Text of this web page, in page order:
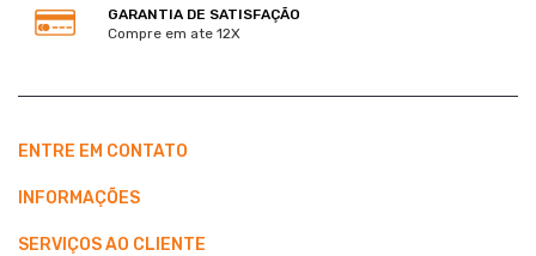
GARANTIA DE SATISFAÇÃO
Compre em ate 12X
ENTRE EM CONTATO
INFORMAÇÕES
SERVIÇOS AO CLIENTE